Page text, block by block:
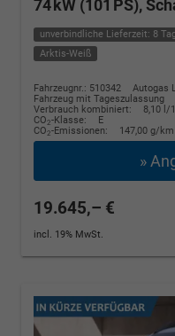
74 kW (101 PS),
unverbindliche Lieferzeit: 8
Arktis-Weiß
Fahrzeugnr.: 510342
Autogas
Fahrzeug mit Tageszulassung
Verbrauch kombiniert:
8,10 l/
CO2-Klasse:
E
CO2-Emissionen: 147,00 g/km
»
19.645,– €
incl. 19% MwSt.